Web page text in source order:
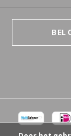
BEL